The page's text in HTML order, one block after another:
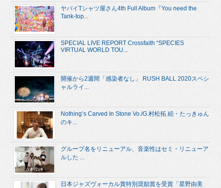
ヤバイTシャツ屋さん4th Full Album『You need the
Tank-top...
SPECIAL LIVE REPORT Crossfaith “SPECIES
VIRTUAL WORLD TOU...
開催から2週間「感染者なし」 RUSH BALL 2020スペシ
ャルライ...
Nothing’s Carved In Stone Vo./G.村松拓 続・たっきゅん
のキ...
グループ名をリニューアル、音楽性はセミ・リニューア
ルした ...
日本ジャズヴォーカル賞特別奨励賞を受賞「星野由美